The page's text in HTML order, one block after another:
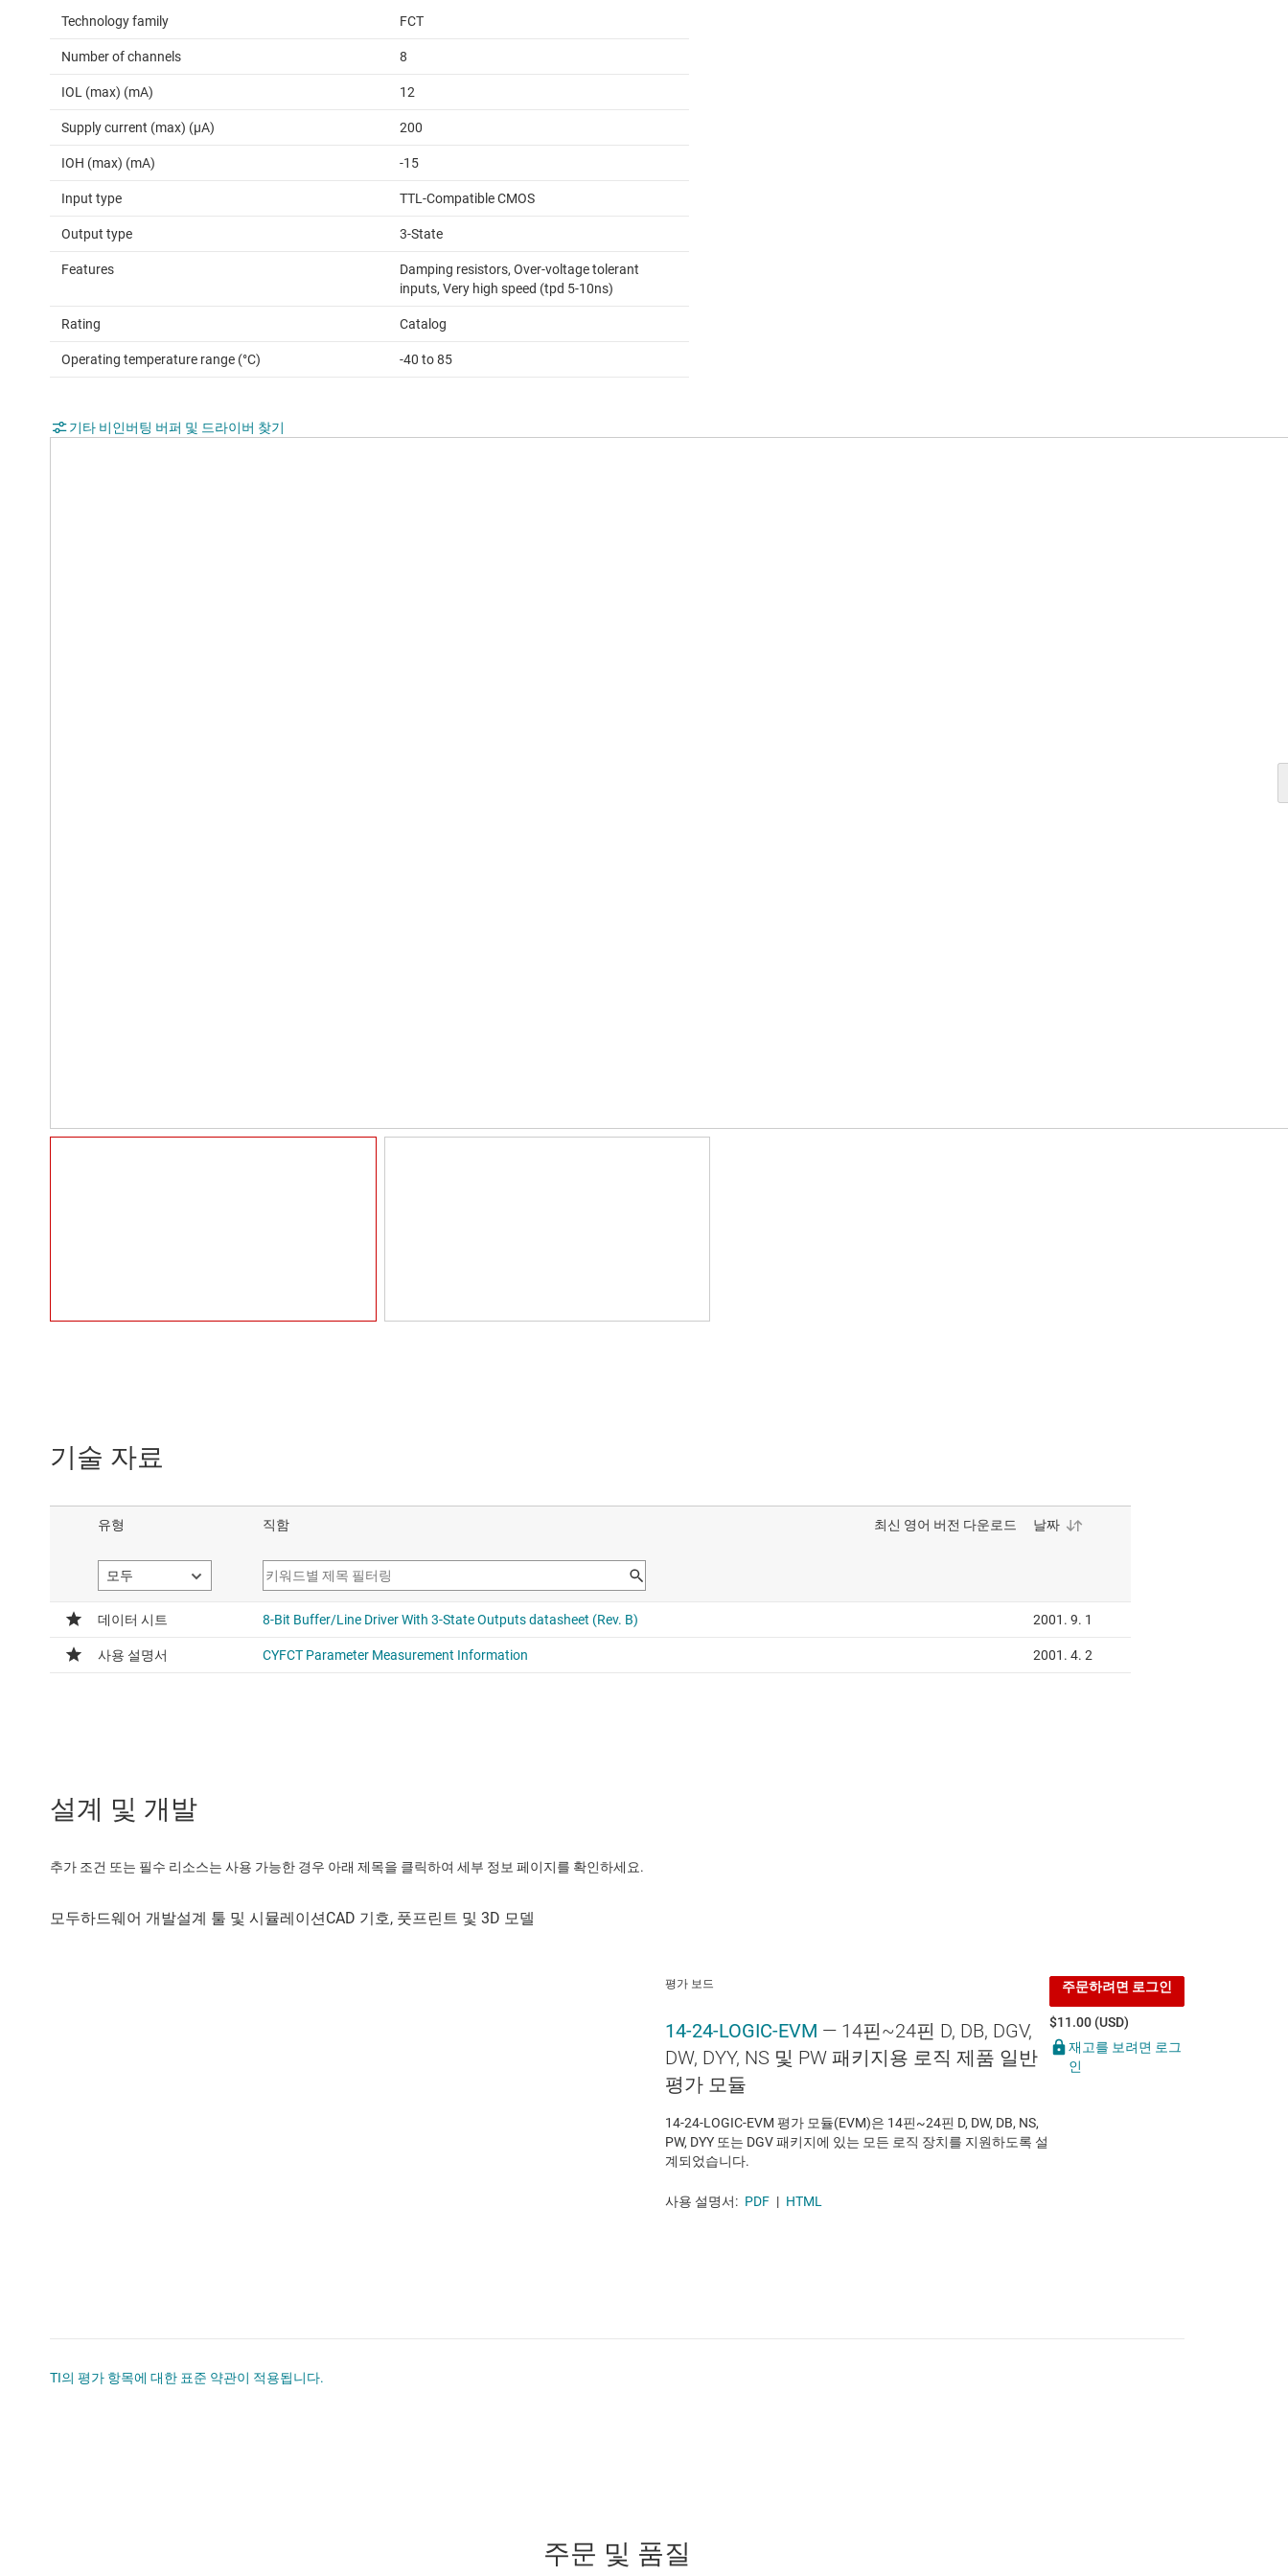
Technology family FCT
Number of channels 8
IOL (max) (mA) 12
Supply current (max) (µA) 200
IOH (max) (mA) -15
Input type TTL-Compatible CMOS
Output type 3-State
Features
Damping resistors, Over-voltage tolerant
inputs, Very high speed (tpd 5-10ns)
Rating Catalog
Operating temperature range (°C) -40 to 85
기타 비인버팅 버퍼 및 드라이버 찾기
기술 자료
설계 및 개발
추가 조건 또는 필수 리소스는 사용 가능한 경우 아래 제목을 클릭하여 세부 정보 페이지를 확인하세요.
평가 보드
14-24-LOGIC-EVM — 14핀~24핀 D, DB, DGV,
DW, DYY, NS 및 PW 패키지용 로직 제품 일반
평가 모듈
14-24-LOGIC-EVM 평가 모듈(EVM)은 14핀~24핀 D, DW, DB, NS,
PW, DYY 또는 DGV 패키지에 있는 모든 로직 장치를 지원하도록 설
계되었습니다.
사용 설명서: PDF | HTML
주문하려면 로그인
$11.00 (USD)
재고를 보려면 로그
인
TI의 평가 항목에 대한 표준 약관이 적용됩니다.
주문 및 품질